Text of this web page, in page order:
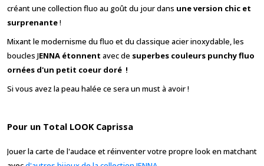
créant une collection fluo au goût du jour dans une version chic et
surprenante!
Mixant le modernisme du fluo et du classique acier inoxydable, les
boucles JENNA étonnent avec de superbes couleurs punchy fluo
ornées d'un petit coeur doré !
Si vous avez la peau halée ce sera un must à avoir !
Pour un Total LOOK Caprissa
Jouer la carte de l'audace et réinventer votre propre look en matchant